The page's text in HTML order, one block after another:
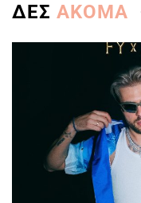
ΔΕΣ ΑΚΟΜΑ